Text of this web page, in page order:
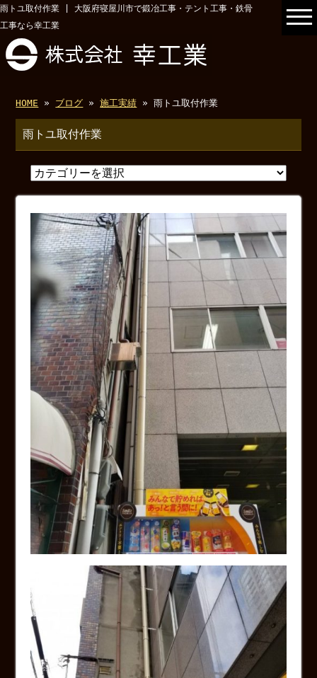
雨トユ取付作業 | 大阪府寝屋川市で鍛冶工事・テント工事・鉄骨
工事なら幸工業
HOME » ブログ »施工実績 » 雨トユ取付作業
雨トユ取付作業